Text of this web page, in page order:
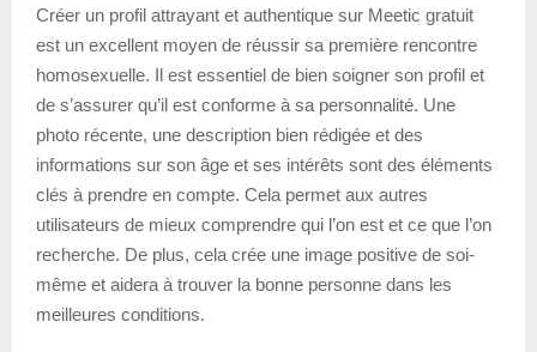
Créer un profil attrayant et authentique sur Meetic gratuit
est un excellent moyen de réussir sa première rencontre
homosexuelle. Il est essentiel de bien soigner son profil et
de s’assurer qu’il est conforme à sa personnalité. Une
photo récente, une description bien rédigée et des
informations sur son âge et ses intérêts sont des éléments
clés à prendre en compte. Cela permet aux autres
utilisateurs de mieux comprendre qui l’on est et ce que l’on
recherche. De plus, cela crée une image positive de soi-
même et aidera à trouver la bonne personne dans les
meilleures conditions.